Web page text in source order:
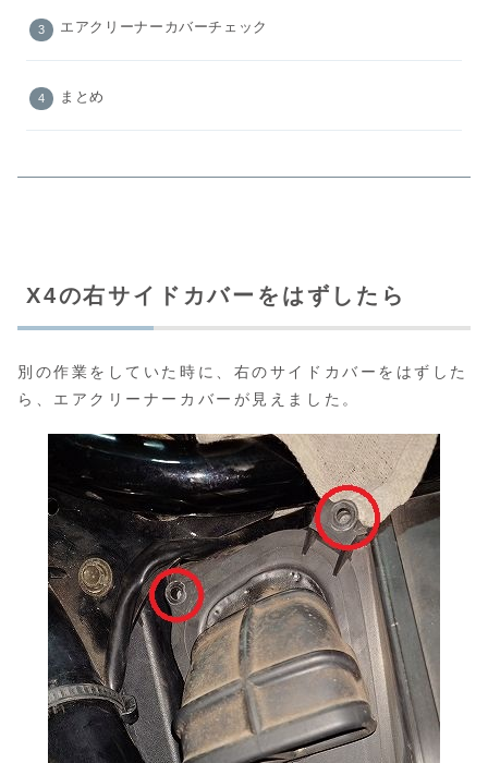
エアクリーナーカバーチェック
まとめ
X4の右サイドカバーをはずしたら
別の作業をしていた時に、右のサイドカバーをはずした
ら、エアクリーナーカバーが見えました。